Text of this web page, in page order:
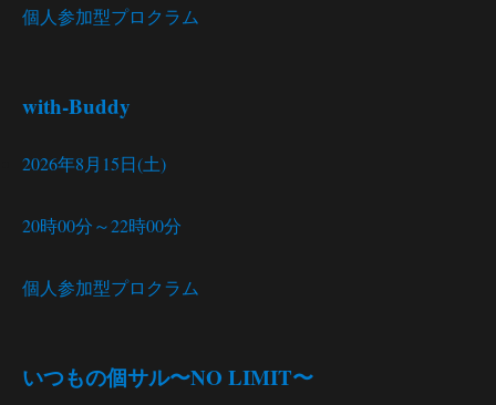
個人参加型プロクラム
with-Buddy
2026年8月15日(土)
20時00分～22時00分
個人参加型プロクラム
いつもの個サル〜NO LIMIT〜